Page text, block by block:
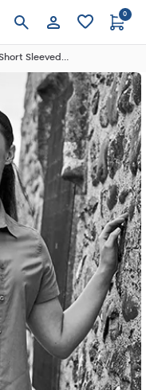
Anmelden
0
Expert Womens Kiwi Short Sleeved Shirt